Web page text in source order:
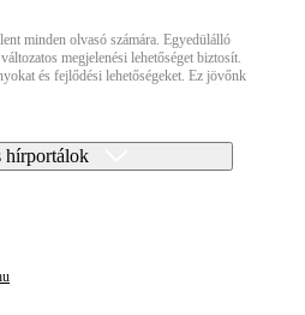
minden olvasó számára. Egyedülálló
megjelenési lehetőséget biztosít.
és fejlődési lehetőségeket. Ez jövőnk
hírportálok